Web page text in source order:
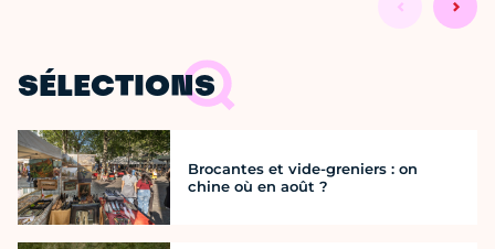
SÉLECTIONS
Brocantes et vide-greniers : on
chine où en août ?